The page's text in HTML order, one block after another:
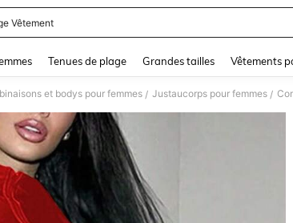
Vêtement
Tenues de plage Grandes tailles Vêtements
et bodys pour femmes / Justaucorps pour femmes /